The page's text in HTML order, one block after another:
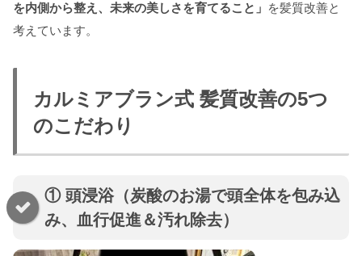
を内側から整え、未来の美しさを育てること」 を髪質改善と
考えています。
カルミアブラン式 髪質改善の5つ
のこだわり
① 頭浸浴（炭酸のお湯で頭全体を包み込
み、血行促進＆汚れ除去）